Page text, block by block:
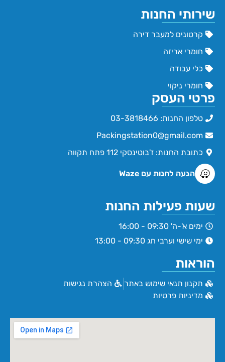
שירותי החנות
קרטונים למעבר דירה
חומרי אריזה
כלי עבודה
חומרי ניקוי
פרטי העסק
טלפון החנות: 03-3818466
Packingstation0@gmail.com
כתובת החנות: ז'בוטינסקי 112 פתח תקווה
הגעה לחנות עם Waze
שעות פעילות החנות
ימים א'-ה' 09:30 - 16:00
ימי שישי וערבי חג 09:30 - 13:00
הוראות
תקנון תנאי שימוש באתר
הצהרת נגישות
מדיניות פרטיות